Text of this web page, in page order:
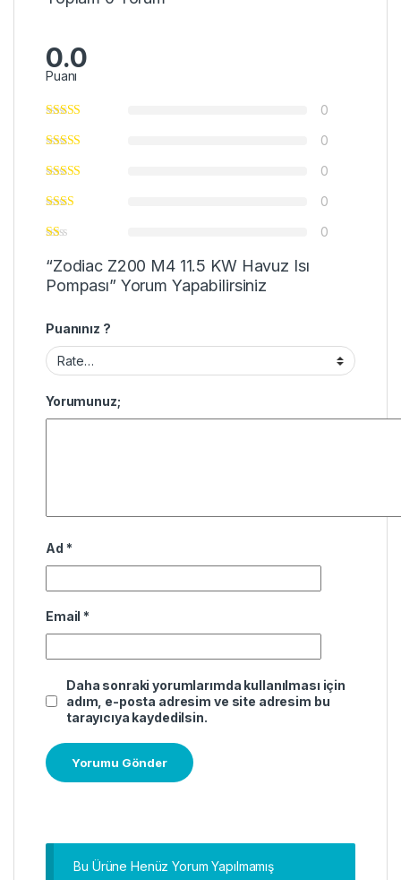
0.0
Puanı
0
0
0
0
0
“Zodiac Z200 M4 11.5 KW Havuz Isı
Pompası” Yorum Yapabilirsiniz
Puanınız ?
Yorumunuz;
Ad *
Email *
Daha sonraki yorumlarımda kullanılması için
adım, e-posta adresim ve site adresim bu
tarayıcıya kaydedilsin.
Bu Ürüne Henüz Yorum Yapılmamış